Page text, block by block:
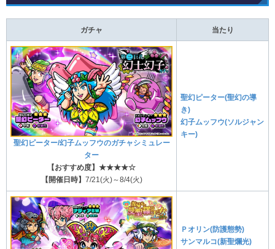
ガチャ 当たり
聖幻ピーター/幻子ムッフウのガチャシミュレー
ター
【おすすめ度】★★★★☆
【開催日時】
7/21(火)～8/4(火)
聖幻ピーター(聖幻の導
き)
幻子ムッフウ(ソルジャン
キー)
Ｐオリン(防護態勢)
サンマルコ(新聖爛光)